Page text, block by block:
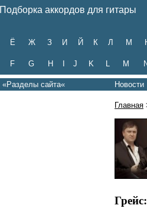
аккордов для гитары
Ё Ж З И Й К Л М
F G H J K L M
«Разделы сайта« Новости
Главная